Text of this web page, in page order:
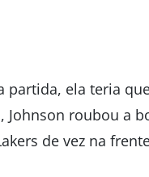
partida, ela teria
roubou a
de vez na